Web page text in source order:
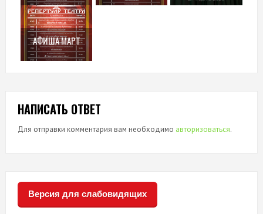
АФИША МАРТ
НАПИСАТЬ ОТВЕТ
Для отправки комментария вам необходимо авторизоваться.
Версия для слабовидящих